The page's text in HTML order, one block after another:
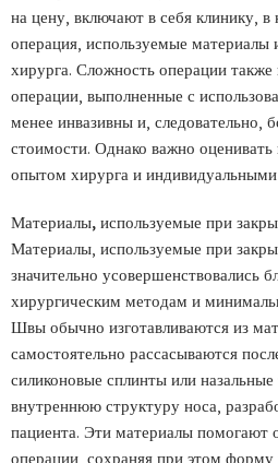
на цену, включают в себя клинику, в
операция, используемые материалы
хирурга. Сложность операции
операции, выполненные с
менее инвазивны и, следовательно,
стоимости. Однако важно оценивать
опытом хирурга и
Материалы, используемые при
Материалы, используемые при
значительно усовершенствовались
хирургическим методам и
Швы обычно изготавливаются из
самостоятельно рассасываются
силиконовые сплинты или
внутреннюю структуру носа,
пациента. Эти материалы помогают
операции, сохраняя при этом